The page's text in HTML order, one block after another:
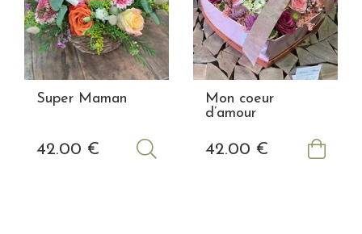
Super Maman
42.00 €
Mon coeur
d’amour
42.00 €